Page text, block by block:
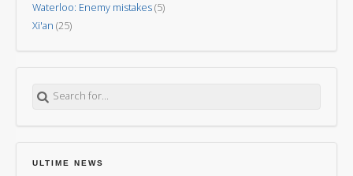
Waterloo: Enemy mistakes(5)
Xi'an (25)
ULTIME NEWS